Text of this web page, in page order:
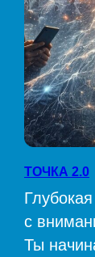
ТОЧКА 2.0
с
Ты